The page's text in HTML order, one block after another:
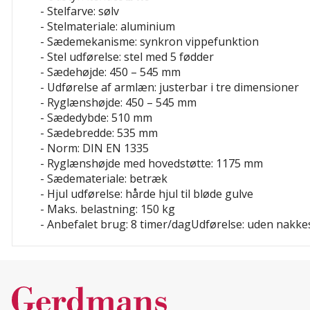
- Stelfarve: sølv
- Stelmateriale: aluminium
- Sædemekanisme: synkron vippefunktion
- Stel udførelse: stel med 5 fødder
- Sædehøjde: 450 – 545 mm
- Udførelse af armlæn: justerbar i tre dimensioner
- Ryglænshøjde: 450 – 545 mm
- Sædedybde: 510 mm
- Sædebredde: 535 mm
- Norm: DIN EN 1335
- Ryglænshøjde med hovedstøtte: 1175 mm
- Sædemateriale: betræk
- Hjul udførelse: hårde hjul til bløde gulve
- Maks. belastning: 150 kg
- Anbefalet brug: 8 timer/dagUdførelse: uden